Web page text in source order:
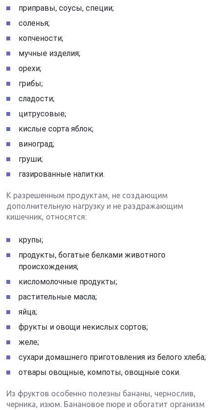
приправы, соусы, специи;
соленья;
копчености;
мучные изделия;
орехи;
грибы;
сладости;
цитрусовые;
кислые сорта яблок;
виноград;
груши;
газированные напитки.
К разрешенным продуктам, не создающим
дополнительную нагрузку и не раздражающим
кишечник, относятся:
крупы;
продукты, богатые белками животного
происхождения;
кисломолочные продукты;
растительные масла;
яйца;
фрукты и овощи некислых сортов;
желе;
сухари домашнего приготовления из белого хлеба;
отвары овощные, компоты, овощные соки.
Из фруктов особенно полезны бананы, чернослив,
черника, изюм. Банановое пюре и обогатит организм